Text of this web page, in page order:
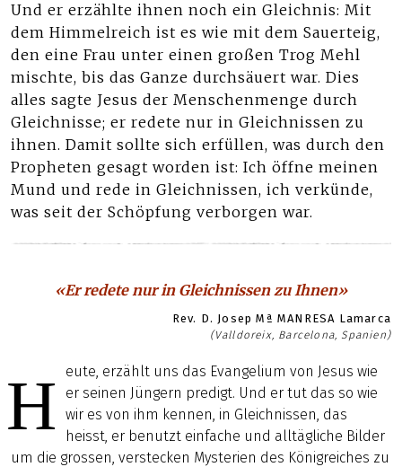
Und er erzählte ihnen noch ein Gleichnis: Mit
dem Himmelreich ist es wie mit dem Sauerteig,
den eine Frau unter einen großen Trog Mehl
mischte, bis das Ganze durchsäuert war. Dies
alles sagte Jesus der Menschenmenge durch
Gleichnisse; er redete nur in Gleichnissen zu
ihnen. Damit sollte sich erfüllen, was durch den
Propheten gesagt worden ist: Ich öffne meinen
Mund und rede in Gleichnissen, ich verkünde,
was seit der Schöpfung verborgen war.
«Er redete nur in Gleichnissen zu Ihnen»
Rev. D. Josep Mª MANRESA Lamarca
(Valldoreix, Barcelona, Spanien)
H
eute, erzählt uns das Evangelium von Jesus wie
er seinen Jüngern predigt. Und er tut das so wie
wir es von ihm kennen, in Gleichnissen, das
heisst, er benutzt einfache und alltägliche Bilder
um die grossen, verstecken Mysterien des Königreiches zu